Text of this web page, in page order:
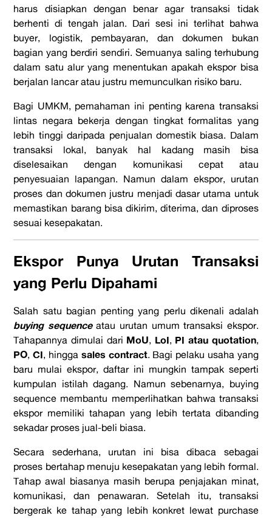
harus disiapkan dengan benar agar transaksi tidak
berhenti di tengah jalan. Dari sesi ini terlihat bahwa
buyer, logistik, pembayaran, dan dokumen bukan
bagian yang berdiri sendiri. Semuanya saling terhubung
dalam satu alur yang menentukan apakah ekspor bisa
berjalan lancar atau justru memunculkan risiko baru.
Bagi UMKM, pemahaman ini penting karena transaksi
lintas negara bekerja dengan tingkat formalitas yang
lebih tinggi daripada penjualan domestik biasa. Dalam
transaksi lokal, banyak hal kadang masih bisa
diselesaikan dengan komunikasi cepat atau
penyesuaian lapangan. Namun dalam ekspor, urutan
proses dan dokumen justru menjadi dasar utama untuk
memastikan barang bisa dikirim, diterima, dan diproses
sesuai kesepakatan.
Ekspor Punya Urutan Transaksi
yang Perlu Dipahami
Salah satu bagian penting yang perlu dikenali adalah
buying sequenceatau urutan umum transaksi ekspor.
Tahapannya dimulai dari MoU LoI PI atau quotation,
PO ,CI , hingga sales contract. Bagi pelaku usaha yang
baru mulai ekspor, daftar ini mungkin tampak seperti
kumpulan istilah dagang. Namun sebenarnya, buying
sequence membantu memperlihatkan bahwa transaksi
ekspor memiliki tahapan yang lebih tertata dibanding
sekadar proses jual-beli biasa.
Secara sederhana, urutan ini bisa dibaca sebagai
proses bertahap menuju kesepakatan yang lebih formal.
Tahap awal biasanya masih berupa penjajakan minat,
komunikasi, dan penawaran. Setelah itu, transaksi
bergerak ke tahap yang lebih konkret lewat purchase